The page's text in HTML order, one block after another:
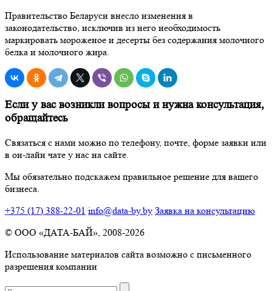
Правительство Беларуси внесло изменения в
законодательство, исключив из него необходимость
маркировать мороженое и десерты без содержания молочного
белка и молочного жира.
Если у вас возникли вопросы и нужна консультация,
обращайтесь
Связаться с нами можно по телефону, почте, форме заявки или
в он-лайн чате у нас на сайте.
Мы обязательно подскажем правильное решение для вашего
бизнеса.
+375 (17) 388-22-01 info@data-by.by Заявка на консультацию
© OОО «ДАТА-БАЙ», 2008-2026
Использование материалов сайта возможно с письменного
разрешения компании